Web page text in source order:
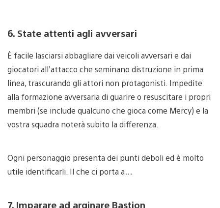
6. State attenti agli avversari
È facile lasciarsi abbagliare dai veicoli avversari e dai
giocatori all’attacco che seminano distruzione in prima
linea, trascurando gli attori non protagonisti. Impedite
alla formazione avversaria di guarire o resuscitare i propri
membri (se include qualcuno che gioca come Mercy) e la
vostra squadra noterà subito la differenza.
Ogni personaggio presenta dei punti deboli ed è molto
utile identificarli. Il che ci porta a…
7. Imparare ad arginare Bastion